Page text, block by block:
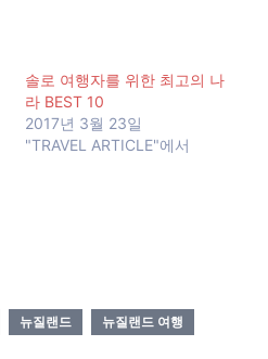
솔로 여행자를 위한 최고의 나
라 BEST 10
2017년 3월 23일
"TRAVEL ARTICLE"에서
뉴질랜드
뉴질랜드 여행